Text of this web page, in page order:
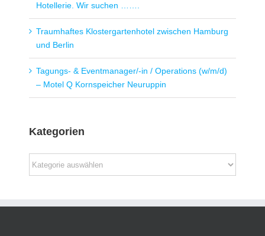
Hotellerie. Wir suchen …….
Traumhaftes Klostergartenhotel zwischen Hamburg
und Berlin
Tagungs- & Eventmanager/-in / Operations (w/m/d)
– Motel Q Kornspeicher Neuruppin
Kategorien